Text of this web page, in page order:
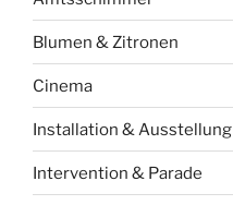
Blumen & Zitronen
Cinema
Installation & Ausstellung
Intervention & Parade